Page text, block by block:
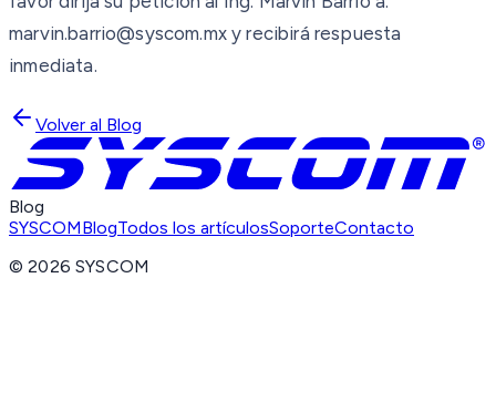
marvin.barrio@syscom.mx y recibirá respuesta
inmediata.
Volver al Blog
Blog
SYSCOMBlogTodos los artículosSoporteContacto
©2026 SYSCOM